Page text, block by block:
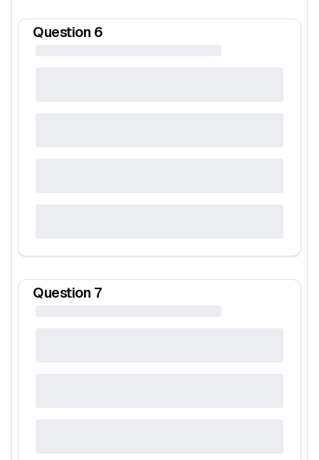
Question 6
Question 7